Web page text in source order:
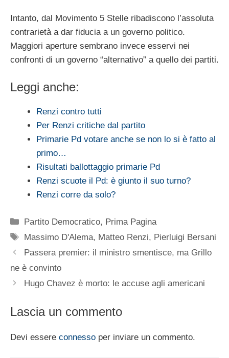
Intanto, dal Movimento 5 Stelle ribadiscono l’assoluta
contrarietà a dar fiducia a un governo politico.
Maggiori aperture sembrano invece esservi nei
confronti di un governo “alternativo” a quello dei partiti.
Leggi anche:
Renzi contro tutti
Per Renzi critiche dal partito
Primarie Pd votare anche se non lo si è fatto al
primo…
Risultati ballottaggio primarie Pd
Renzi scuote il Pd: è giunto il suo turno?
Renzi corre da solo?
Categorie
Partito Democratico, Prima Pagina
Tag
Massimo D'Alema, Matteo Renzi, Pierluigi Bersani
Passera premier: il ministro smentisce, ma Grillo
ne è convinto
Hugo Chavez è morto: le accuse agli americani
Lascia un commento
Devi essere connesso per inviare un commento.